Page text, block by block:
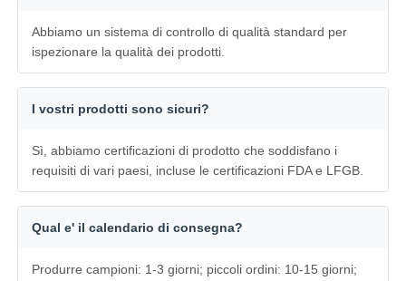
Abbiamo un sistema di controllo di qualità standard per
ispezionare la qualità dei prodotti.
I vostri prodotti sono sicuri?
Sì, abbiamo certificazioni di prodotto che soddisfano i
requisiti di vari paesi, incluse le certificazioni FDA e LFGB.
Qual e' il calendario di consegna?
Produrre campioni: 1-3 giorni; piccoli ordini: 10-15 giorni;